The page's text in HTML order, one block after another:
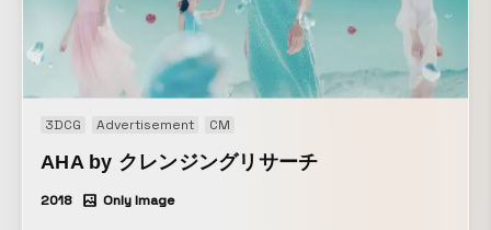
3DCG Advertisement CM
AHA by クレンジングリサーチ
2018 Only Image